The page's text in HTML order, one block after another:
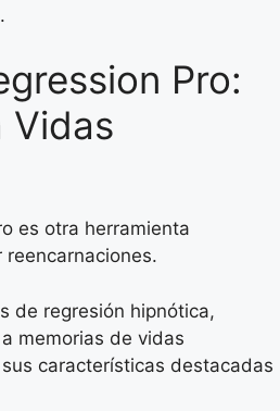
Pro:
Vidas
es otra herramienta
de regresión hipnótica,
memorias de vidas
características destacadas